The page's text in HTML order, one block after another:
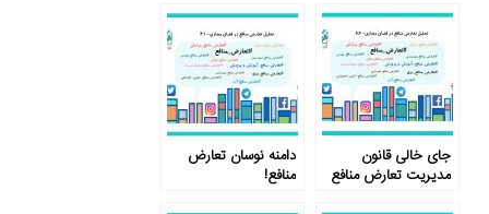
جای خالی قانون
مدیریت تعارض منافع
دامنه نوسان تعارض
منافع!